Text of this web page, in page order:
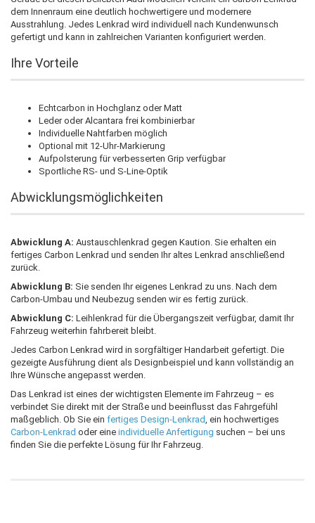
dem Innenraum eine deutlich hochwertigere und modernere
Ausstrahlung. Jedes Lenkrad wird individuell nach Kundenwunsch
gefertigt und kann in zahlreichen Varianten konfiguriert werden.
Ihre Vorteile
Echtcarbon in Hochglanz oder Matt
Leder oder Alcantara frei kombinierbar
Individuelle Nahtfarben möglich
Optional mit 12-Uhr-Markierung
Aufpolsterung für verbesserten Grip verfügbar
Sportliche RS- und S-Line-Optik
Abwicklungsmöglichkeiten
Abwicklung A: Austauschlenkrad gegen Kaution. Sie erhalten ein
fertiges Carbon Lenkrad und senden Ihr altes Lenkrad anschließend
zurück.
Abwicklung B: Sie senden Ihr eigenes Lenkrad zu uns. Nach dem
Carbon-Umbau und Neubezug senden wir es fertig zurück.
Abwicklung C: Leihlenkrad für die Übergangszeit verfügbar, damit Ihr
Fahrzeug weiterhin fahrbereit bleibt.
Jedes Carbon Lenkrad wird in sorgfältiger Handarbeit gefertigt. Die
gezeigte Ausführung dient als Designbeispiel und kann vollständig an
Ihre Wünsche angepasst werden.
Das Lenkrad ist eines der wichtigsten Elemente im Fahrzeug – es
verbindet Sie direkt mit der Straße und beeinflusst das Fahrgefühl
maßgeblich. Ob Sie ein fertiges Design-Lenkrad , ein hochwertiges
Carbon-Lenkrad oder eine individuelle Anfertigung suchen – bei uns
finden Sie die perfekte Lösung für Ihr Fahrzeug.